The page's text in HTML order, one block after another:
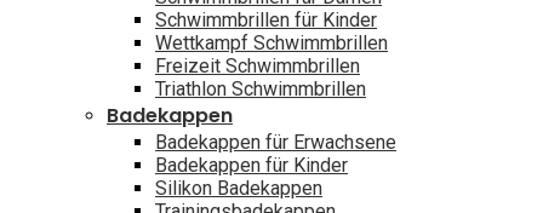
Schwimmbrillen für Kinder
Wettkampf Schwimmbrillen
Freizeit Schwimmbrillen
Triathlon Schwimmbrillen
Badekappen
Badekappen für Erwachsene
Badekappen für Kinder
Silikon Badekappen